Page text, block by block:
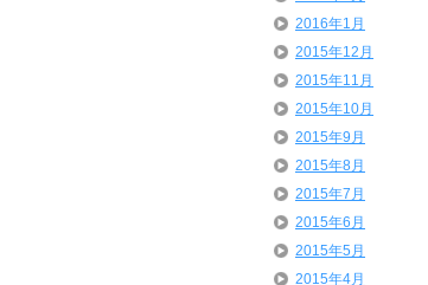
2016年1月
2015年12月
2015年11月
2015年10月
2015年9月
2015年8月
2015年7月
2015年6月
2015年5月
2015年4月